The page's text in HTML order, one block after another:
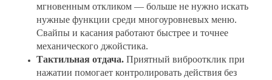
мгновенным откликом — больше не нужно искать
нужные функции среди многоуровневых меню.
Свайпы и касания работают быстрее и точнее
механического джойстика.
Тактильная отдача. Приятный виброотклик при
нажатии помогает контролировать действия без